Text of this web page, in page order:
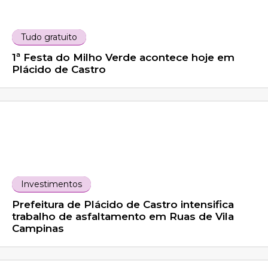
Tudo gratuito
1ª Festa do Milho Verde acontece hoje em
Plácido de Castro
Investimentos
Prefeitura de Plácido de Castro intensifica
trabalho de asfaltamento em Ruas de Vila
Campinas